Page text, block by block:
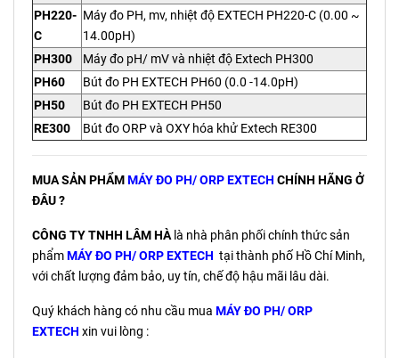
PH220-
C
Máy đo PH, mv, nhiệt độ EXTECH PH220-C (0.00 ~
14.00pH)
PH300
Máy đo pH/ mV và nhiệt độ Extech PH300
PH60
Bút đo PH EXTECH PH60 (0.0 -14.0pH)
PH50
Bút đo PH EXTECH PH50
RE300
Bút đo ORP và OXY hóa khử Extech RE300
MUA SẢN PHẨMMÁY ĐO PH/ ORP EXTECH CHÍNH HÃNG Ở
ĐÂU ?
CÔNG TY TNHH LÂM HÀlà nhà phân phối chính thức sản
phẩmMÁY ĐO PH/ ORP EXTECH tại thành phố Hồ Chí Minh,
với chất lượng đảm bảo, uy tín, chế độ hậu mãi lâu dài.
Quý khách hàng có nhu cầu mua MÁY ĐO PH/ ORP
EXTECH xin vui lòng :